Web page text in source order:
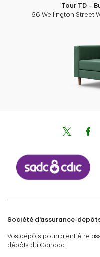
Tour TD –
66 Wellington Street
Société d'assurance-
Vos dépôts pourraient être
dépôts du Canada.